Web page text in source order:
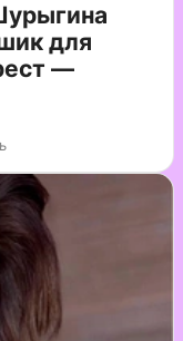
для
—